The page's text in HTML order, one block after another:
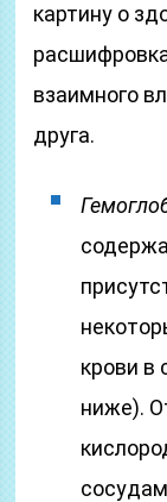
картину о
взаимного
друга.
крови в
ниже).